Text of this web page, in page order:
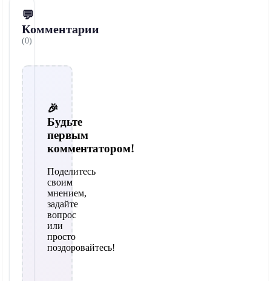
💬
Комментарии
(0)
🎉
Будьте
первым
комментатором!
Поделитесь
своим
мнением,
задайте
вопрос
или
просто
поздоровайтесь!